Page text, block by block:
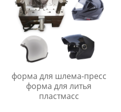
форма для шлема-пресс
форма для литья
пластмасс